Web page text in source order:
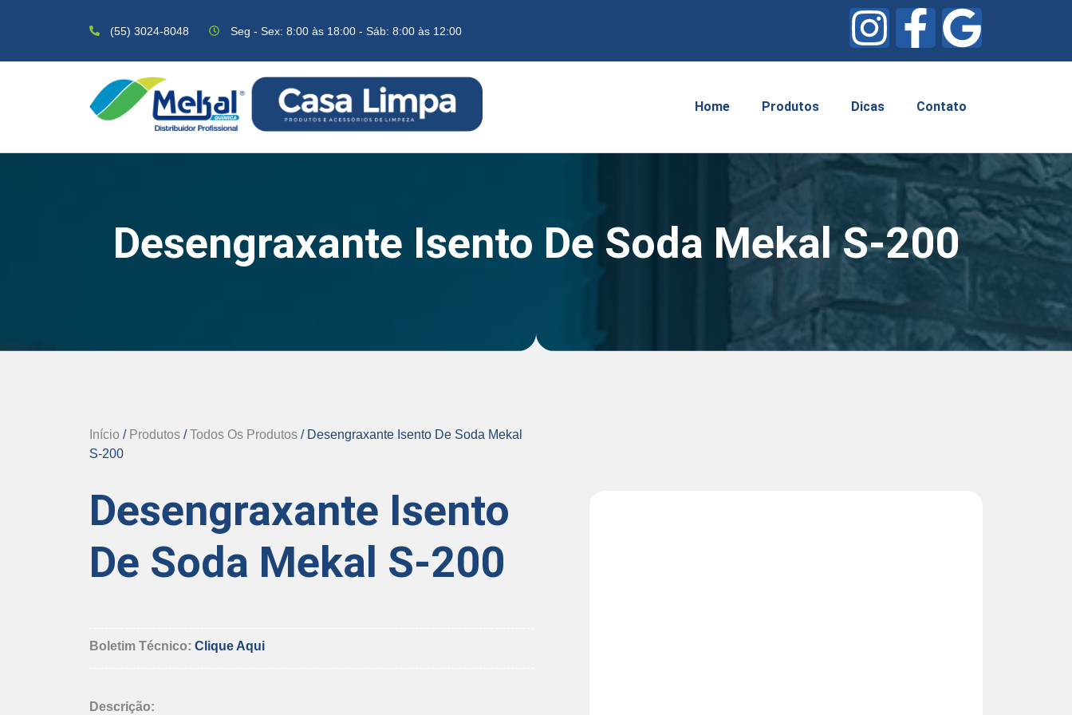
(55) 3024-8048 Seg - Sex: 8:00 às 18:00 - Sáb: 8:00 às 12:00
Home Produtos Dicas Contato
Desengraxante Isento De Soda Mekal S-200
Início / Produtos /Todos Os Produtos / Desengraxante Isento De Soda Mekal
S-200
Desengraxante Isento
De Soda Mekal S-200
Boletim Técnico: Clique Aqui
Descrição: